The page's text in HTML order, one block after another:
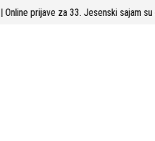
Skip
| Online prijave za 33. Jesenski sajam